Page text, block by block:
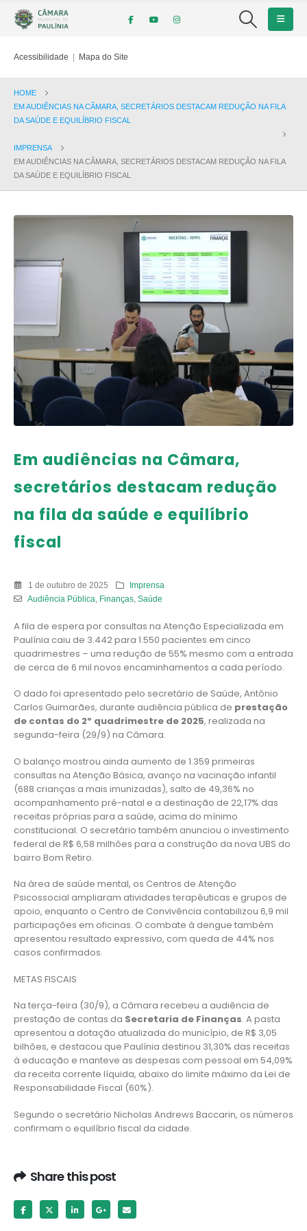
Acessibilidade | Mapa do Site
HOME
EM AUDIÊNCIAS NA CÂMARA, SECRETÁRIOS DESTACAM REDUÇÃO NA FILA
DA SAÚDE E EQUILÍBRIO FISCAL
IMPRENSA
EM AUDIÊNCIAS NA CÂMARA, SECRETÁRIOS DESTACAM REDUÇÃO NA FILA
DA SAÚDE E EQUILÍBRIO FISCAL
Em audiências na Câmara,
secretários destacam redução
na fila da saúde e equilíbrio
fiscal
1 de outubro de 2025
Imprensa
Audiência Pública
Finanças, Saúde
A fila de espera por consultas na Atenção Especializada em
Paulínia caiu de 3.442 para 1.550 pacientes em cinco
quadrimestres – uma redução de 55% mesmo com a entrada
de cerca de 6 mil novos encaminhamentos a cada período.
O dado foi apresentado pelo secretário de Saúde, Antônio
Carlos Guimarães, durante audiência pública de prestação
de contas do 2º quadrimestre de 2025, realizada na
segunda-feira (29/9) na Câmara.
O balanço mostrou ainda aumento de 1.359 primeiras
consultas na Atenção Básica, avanço na vacinação infantil
(688 crianças a mais imunizadas), salto de 49,36% no
acompanhamento pré-natal e a destinação de 22,17% das
receitas próprias para a saúde, acima do mínimo
constitucional. O secretário também anunciou o investimento
federal de R$ 6,58 milhões para a construção da nova UBS do
bairro Bom Retiro.
Na área de saúde mental, os Centros de Atenção
Psicossocial ampliaram atividades terapêuticas e grupos de
apoio, enquanto o Centro de Convivência contabilizou 6,9 mil
participações em oficinas. O combate à dengue também
apresentou resultado expressivo, com queda de 44% nos
casos confirmados.
METAS FISCAIS
Na terça-feira (30/9), a Câmara recebeu a audiência de
prestação de contas da Secretaria de Finanças. A pasta
apresentou a dotação atualizada do município, de R$ 3,05
bilhões, e destacou que Paulínia destinou 31,30% das receitas
à educação e manteve as despesas com pessoal em 54,09%
da receita corrente líquida, abaixo do limite máximo da Lei de
Responsabilidade Fiscal (60%).
Segundo o secretário Nicholas Andrews Baccarin, os números
confirmam o equilíbrio fiscal da cidade.
Share this post